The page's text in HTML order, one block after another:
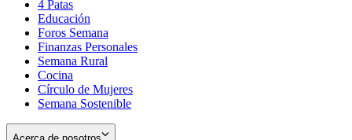
new
window
in
new
window
4 Patas
Educación
Foros Semana
Finanzas Personales
Semana Rural
Cocina
Círculo de Mujeres
Semana Sostenible